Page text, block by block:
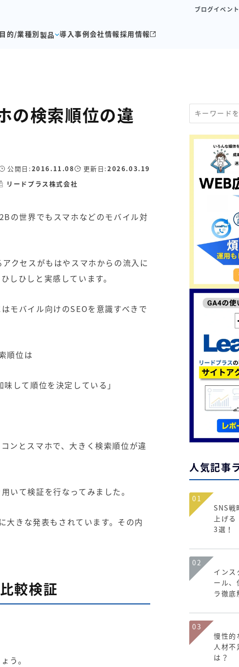
ブログイベン
目的/業種別製品 導入事例会社情報採用情報
の検索順位の違
公開日:2016.11.08 更新日:2026.03.19
リードプラス株式会社
の世界でもスマホなどのモバイル対
クセスがもはやスマホからの流入に
しひしと実感しています。
モバイル向けのSEOを意識すべきで
順位は
して順位を決定している」
ンとスマホで、大きく検索順位が違
いて検証を行なってみました。
大きな発表もされています。その内
較検証
う。
人気記事
01
SNS戦
上げ
3選！
02
インス
ール、
ラ徹底
03
慢性的
人材不
は？